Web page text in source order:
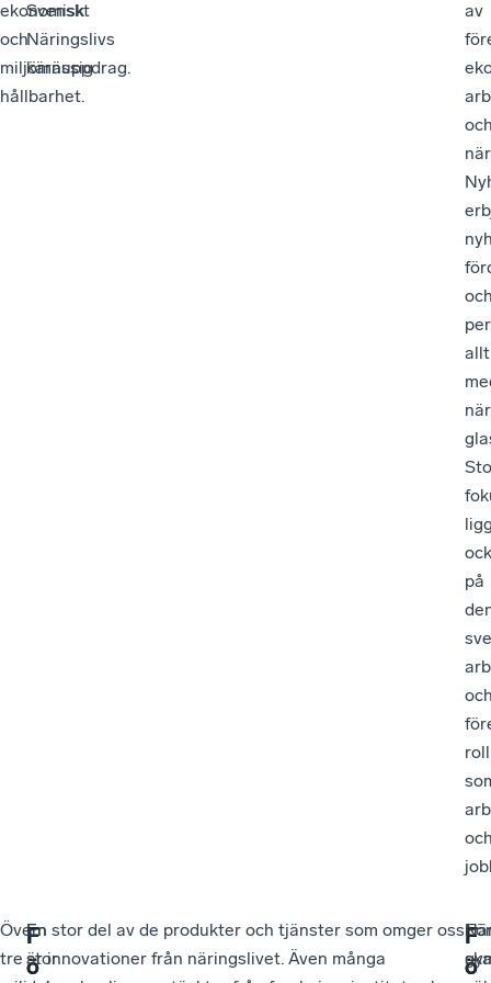
ekonomisk
och
miljömässig
hållbarhet.
Svenskt
Näringslivs
kärnuppdrag.
av
på
roll
Över
tre
F
ö
En
stor
F
ö
En stor del av de produkter och tjänster som omger oss
är innovationer från näringslivet. Även många
F
ö
F
ö